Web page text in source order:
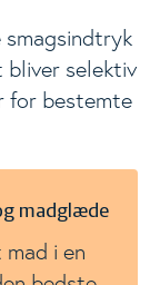
smagsindtryk
bliver selektiv
for bestemte
madglæde
i en